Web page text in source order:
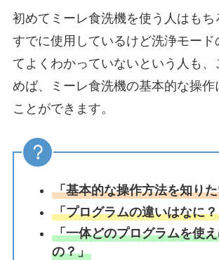
初めてミーレ食洗機を使う人はもち
すでに使用しているけど洗浄モード
てよくわかっていないという人も、
めば、ミーレ食洗機の基本的な操作
ことができます。
「基本的な操作方法を知り
「プログラムの違いはなに
「一体どのプログラムを使
の？」